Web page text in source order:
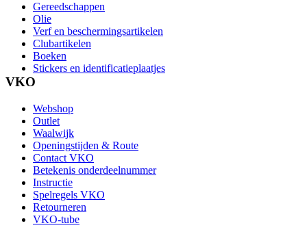
Gereedschappen
Olie
Verf en beschermingsartikelen
Clubartikelen
Boeken
Stickers en identificatieplaatjes
VKO
Webshop
Outlet
Waalwijk
Openingstijden & Route
Contact VKO
Betekenis onderdeelnummer
Instructie
Spelregels VKO
Retourneren
VKO-tube